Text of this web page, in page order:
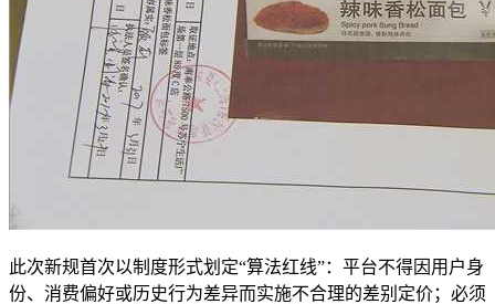
此次新规首次以制度形式划定“算法红线”：平台不得因用户身
份、消费偏好或历史行为差异而实施不合理的差别定价；必须